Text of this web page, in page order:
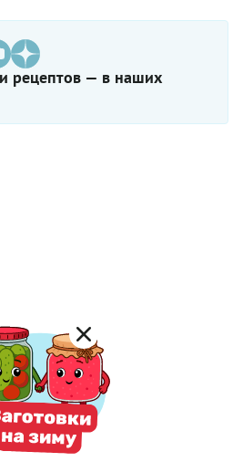
рецептов — в наших